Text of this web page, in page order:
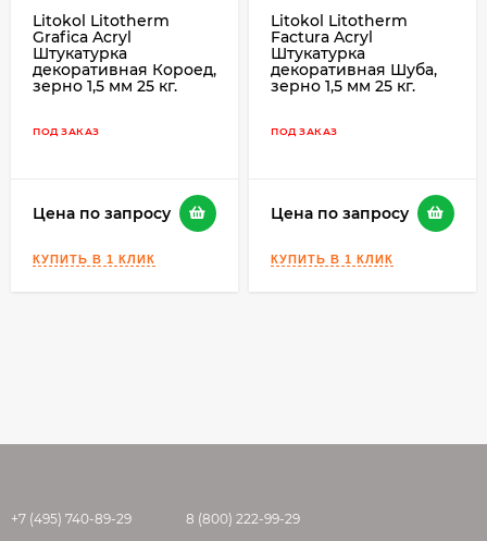
Grafica Sil, дающее защиту от солнечного
излучения. Благодаря специальной
формуле, входящей в систему
выцветание, вызванное
окрашенной поверхности.
LitoProtect Bio — свойство полимерной
силиконовой штукатурки LITOTHERM
Grafica Sil, защищающее ее от
LitoProtect Aqua — это
загрязнение фасадной поверхности
Litokol Litotherm
Grafica Acryl
Штукатурка
декоративная Короед,
зерно 1,5 мм 25 кг.
ПОД ЗАКАЗ
Цена по запросу
Litokol Litotherm
Factura Acryl
Штукатурка
декоративная Шуба,
зерно 1,5 мм 25 кг.
ПОД ЗАКАЗ
Цена по запросу
+7 (495) 740-89-29 8 (800) 222-99-29